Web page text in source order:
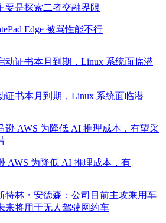
Edge 被骂性能不行
证书本月到期，Linux 系统面临潜
AWS 为降低 AI 推理成本，有